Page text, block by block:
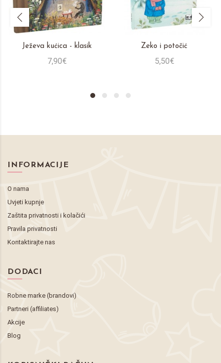
Ježeva kućica - klasik
7,90€
Zeko i potočić
5,50€
INFORMACIJE
O nama
Uvjeti kupnje
Zaštita privatnosti i kolačići
Pravila privatnosti
Kontaktirajte nas
DODACI
Robne marke (brandovi)
Partneri (affiliates)
Akcije
Blog